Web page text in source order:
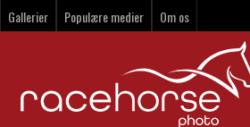
Gallerier Populære medier Om os